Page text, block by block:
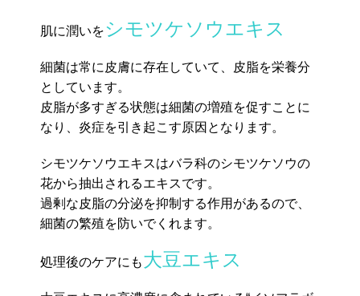
肌に潤いをシモツケソウエキス
細菌は常に皮膚に存在していて、皮脂を栄養分
としています。
皮脂が多すぎる状態は細菌の増殖を促すことに
なり、炎症を引き起こす原因となります。
シモツケソウエキスはバラ科のシモツケソウの
花から抽出されるエキスです。
過剰な皮脂の分泌を抑制する作用があるので、
細菌の繁殖を防いでくれます。
処理後のケアにも大豆エキス